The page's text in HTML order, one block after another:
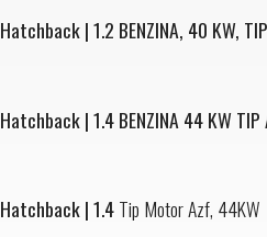
Hatchback | 1.2 BENZINA, 40 KW,
Hatchback | 1.4 BENZINA 44 KW TIP
Hatchback | 1.4Tip Motor Azf, 44KW